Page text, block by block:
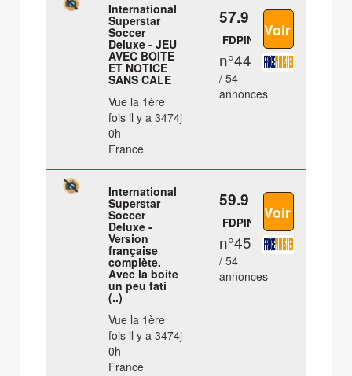
International
Superstar
Soccer
Deluxe - JEU
AVEC BOITE
ET NOTICE
SANS CALE
Vue la 1ère
fois il y a 3474j
0h
France
57.9 €
FDPIN
n°44
/ 54
annonces
International
Superstar
Soccer
Deluxe -
Version
française
complète.
Avec la boite
un peu fati
(..)
Vue la 1ère
fois il y a 3474j
0h
France
59.9 €
FDPIN
n°45
/ 54
annonces